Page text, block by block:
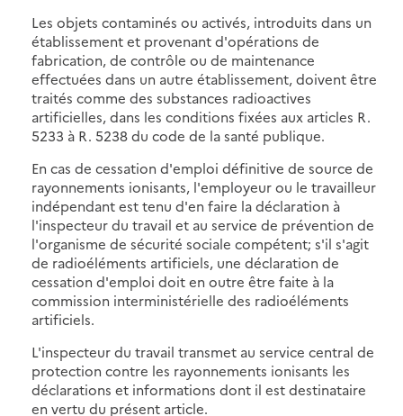
Les objets contaminés ou activés, introduits dans un
établissement et provenant d'opérations de
fabrication, de contrôle ou de maintenance
effectuées dans un autre établissement, doivent être
traités comme des substances radioactives
artificielles, dans les conditions fixées aux articles R.
5233 à R. 5238 du code de la santé publique.
En cas de cessation d'emploi définitive de source de
rayonnements ionisants, l'employeur ou le travailleur
indépendant est tenu d'en faire la déclaration à
l'inspecteur du travail et au service de prévention de
l'organisme de sécurité sociale compétent; s'il s'agit
de radioéléments artificiels, une déclaration de
cessation d'emploi doit en outre être faite à la
commission interministérielle des radioéléments
artificiels.
L'inspecteur du travail transmet au service central de
protection contre les rayonnements ionisants les
déclarations et informations dont il est destinataire
en vertu du présent article.